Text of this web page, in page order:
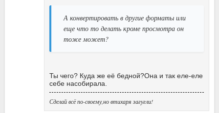
А конвертировать в другие форматы или
еще что то делать кроме просмотра он
тоже может?
Ты чего? Куда же её бедной?Она и так еле-еле
себе насобирала.
Сделай всё по-своему,но втихаря загугли!